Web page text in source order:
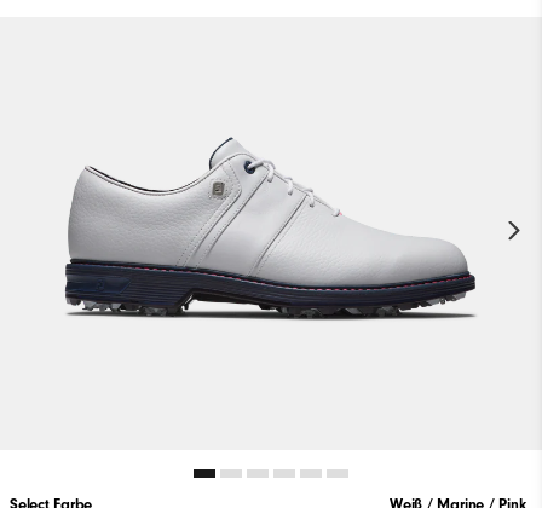
Select Farbe Weiß / Marine / Pink